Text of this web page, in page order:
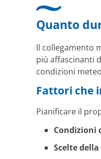
Quanto
Il collegamento
più affascinanti
condizioni
Fattori che
Pianificare il
Condizioni
Scelte